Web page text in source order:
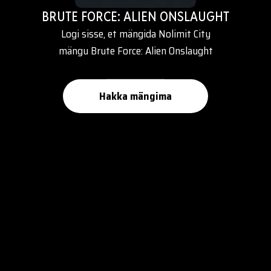
BRUTE FORCE: ALIEN ONSLAUGHT
Logi sisse, et mängida Nolimit City
mängu Brute Force: Alien Onslaught
Hakka mängima